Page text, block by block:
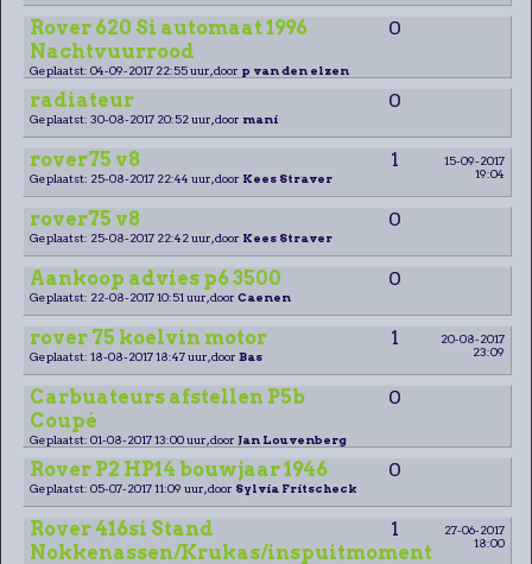
Rover 620 Si automaat 1996
Nachtvuurrood
0
Geplaatst: 04-09-2017 22:55 uur, door p van den elzen
radiateur 0
Geplaatst: 30-08-2017 20:52 uur, door mani
rover75 v8 1
15-09-2017
19:04
Geplaatst: 25-08-2017 22:44 uur, door Kees Straver
rover75 v8 0
Geplaatst: 25-08-2017 22:42 uur, door Kees Straver
Aankoop advies p6 3500 0
Geplaatst: 22-08-2017 10:51 uur, door Caenen
rover 75 koelvin motor 1
20-08-2017
23:09
Geplaatst: 18-08-2017 18:47 uur, door Bas
Carbuateurs afstellen P5b
Coupé
0
Geplaatst: 01-08-2017 13:00 uur, door Jan Louvenberg
Rover P2 HP14 bouwjaar 1946 0
Geplaatst: 05-07-2017 11:09 uur, door Sylvia Fritscheck
Rover 416si Stand
Nokkenassen/Krukas/inspuitmoment
1
27-06-2017
18:00